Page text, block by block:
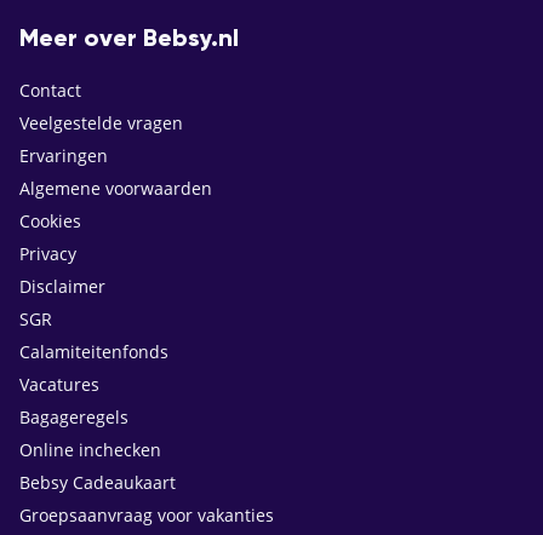
Meer over Bebsy.nl
Contact
Veelgestelde vragen
Ervaringen
Algemene voorwaarden
Cookies
Privacy
Disclaimer
SGR
Calamiteitenfonds
Vacatures
Bagageregels
Online inchecken
Bebsy Cadeaukaart
Groepsaanvraag voor vakanties